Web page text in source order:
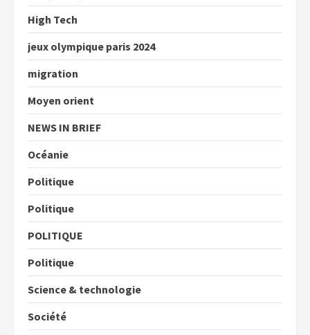
High Tech
jeux olympique paris 2024
migration
Moyen orient
NEWS IN BRIEF
Océanie
Politique
Politique
POLITIQUE
Politique
Science & technologie
Société